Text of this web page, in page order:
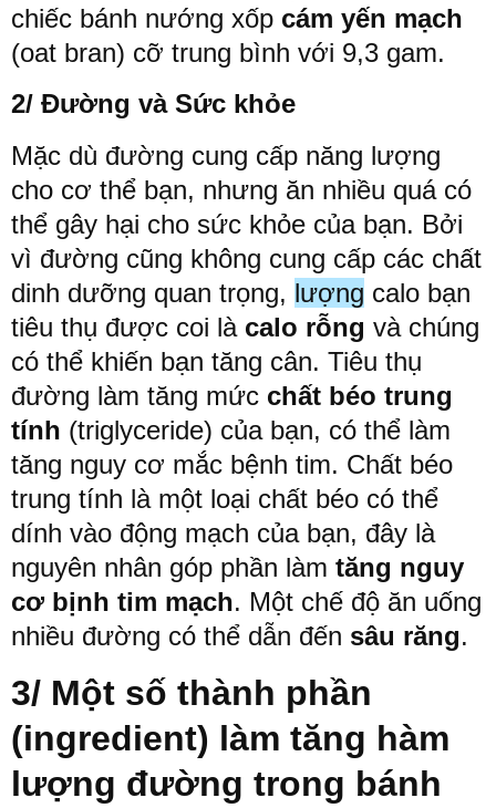
chiếc bánh nướng xốp cám yến mạch
(oat bran) cỡ trung bình với 9,3 gam.
2/ Đường và Sức khỏe
Mặc dù đường cung cấp năng lượng
cho cơ thể bạn, nhưng ăn nhiều quá có
thể gây hại cho sức khỏe của bạn. Bởi
vì đường cũng không cung cấp các chất
dinh dưỡng quan trọng, lượng calo bạn
tiêu thụ được coi là calo rỗng và chúng
có thể khiến bạn tăng cân. Tiêu thụ
đường làm tăng mức chất béo trung
tính (triglyceride) của bạn, có thể làm
tăng nguy cơ mắc bệnh tim. Chất béo
trung tính là một loại chất béo có thể
dính vào động mạch của bạn, đây là
nguyên nhân góp phần làm tăng nguy
cơ bịnh tim mạch. Một chế độ ăn uống
nhiều đường có thể dẫn đến sâu răng.
3/ Một số thành phần
(ingredient) làm tăng hàm
lượng đường trong bánh